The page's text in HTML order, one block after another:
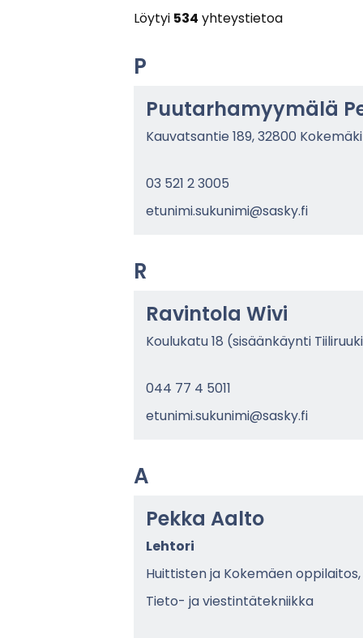
Löy­tyi 534 yh­teys­tie­toa
P
Puu­tar­ha­myy­mä­lä
Kau­vat­san­tie 189, 32800 Ko­ke­mä­ki
03 521 2 3005
etu­ni­mi.su­ku­ni­mi@sasky.fi
R
Ra­vin­to­la Wivi
Kou­lu­ka­tu 18 (si­sään­käyn­ti
044 77 4 5011
etu­ni­mi.su­ku­ni­mi@sasky.fi
A
Pekka Aalto
Leh­to­ri
Huit­tis­ten ja Ko­ke­mäen
Tieto-​ ja vies­tin­tä­tek­niik­ka